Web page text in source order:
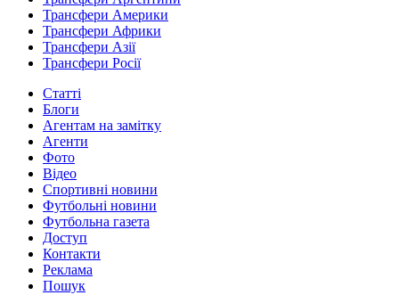
Трансфери Америки
Трансфери Африки
Трансфери Азії
Трансфери Росії
Статті
Блоги
Агентам на замітку
Агенти
Фото
Відео
Спортивні новини
Футбольні новини
Футбольна газета
Доступ
Контакти
Реклама
Пошук